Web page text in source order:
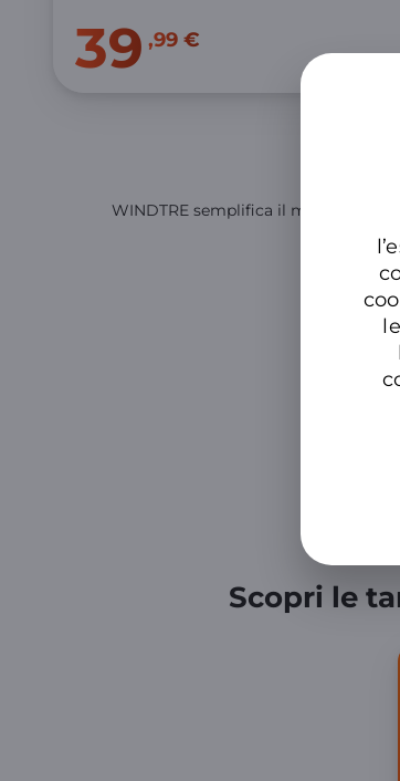
39 ,99 €
WINDTRE semplifica il modo di
Scopri le